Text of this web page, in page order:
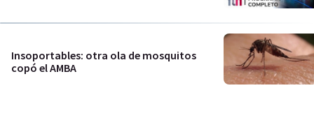
Insoportables: otra ola de mosquitos
copó el AMBA